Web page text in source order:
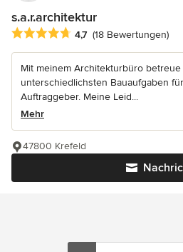
s.a.r.architektur
Durchschnittliche Bewertung: 4.7
4,7 (18 Bewertungen)
Mit meinem Architekturbüro
unterschiedlichsten Bauaufgaben
Auftraggeber. Meine Leid...
Mehr
47800 Krefeld